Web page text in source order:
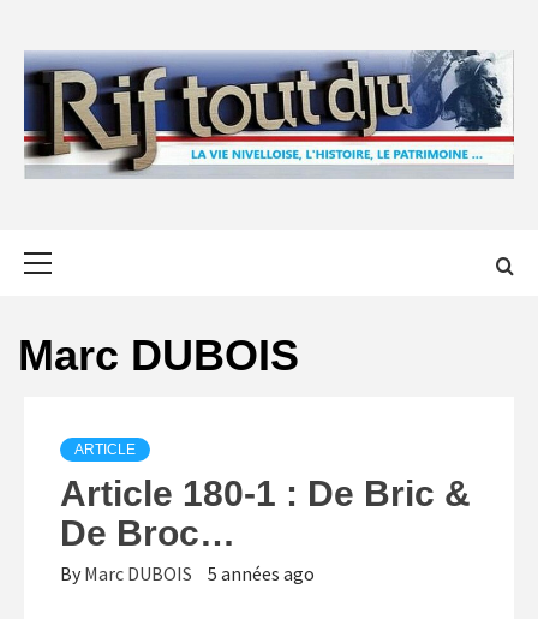
content
Marc DUBOIS
ARTICLE
Article 180-1 : De Bric &
De Broc…
By Marc DUBOIS 5 années ago